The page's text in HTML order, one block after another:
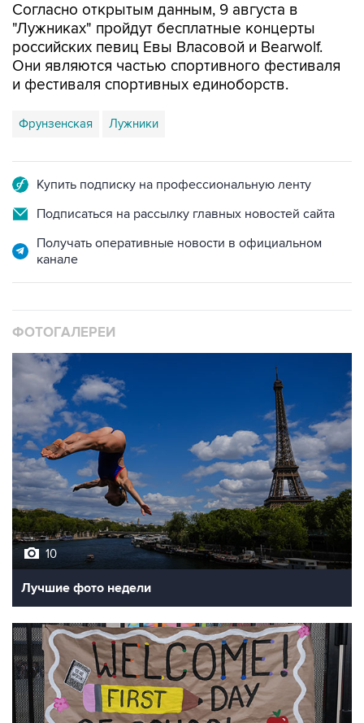
Согласно открытым данным, 9 августа в
"Лужниках" пройдут бесплатные концерты
российских певиц Евы Власовой и Bearwolf.
Они являются частью спортивного фестиваля
и фестиваля спортивных единоборств.
Фрунзенская Лужники
Купить подписку на профессиональную ленту
Подписаться на рассылку главных новостей сайта
Получать оперативные новости в официальном
канале
ФОТОГАЛЕРЕИ
10
Лучшие фото недели